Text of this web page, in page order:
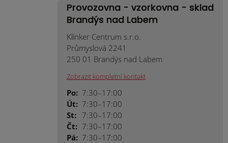
Provozovna - vzorkovna - sklad
Brandýs nad Labem
Klinker Centrum s.r.o.
Průmyslová 2241
250 01 Brandýs nad Labem
Zobrazit kompletní kontakt
Po: 7:30–17:00
Út: 7:30–17:00
St: 7:30–17:00
Čt: 7:30–17:00
Pá: 7:30–17:00